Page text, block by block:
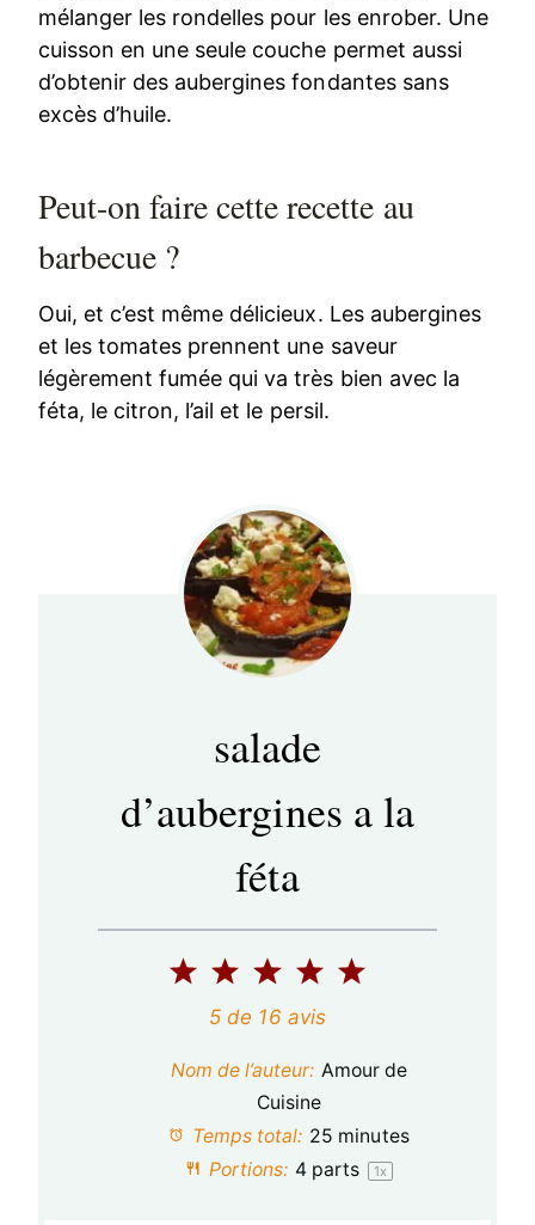
mélanger les rondelles pour les enrober. Une
cuisson en une seule couche permet aussi
d’obtenir des aubergines fondantes sans
excès d’huile.
Peut-on faire cette recette au
barbecue ?
Oui, et c’est même délicieux. Les aubergines
et les tomates prennent une saveur
légèrement fumée qui va très bien avec la
féta, le citron, l’ail et le persil.
salade
d’aubergines a la
féta
5
t
i
4
é
t
i
3
é
t
o
i
2
é
t
i
1
é
t
i
5 de 16 avis
Nom de l’auteur: Amour de
Cuisine
Temps total: 25 minutes
Portions: 4parts 1x